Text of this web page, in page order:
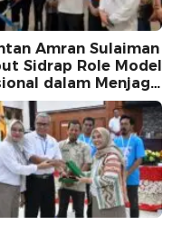
Amran Sulaiman
Sidrap Role Model
dalam Menjaga
Harga Telur